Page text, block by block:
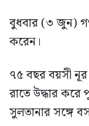
বুধবার (৩ জুন)
করেন।
৭৫ বছর বয়সী
রাতে উদ্ধার করে
সুলতানার সঙ্গে